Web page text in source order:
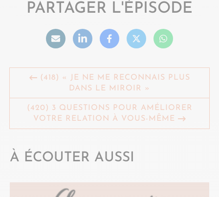
PARTAGER L'ÉPISODE
(418) « JE NE ME RECONNAIS PLUS
DANS LE MIROIR »
(420) 3 QUESTIONS POUR AMÉLIORER
VOTRE RELATION À VOUS-MÊME
À ÉCOUTER AUSSI